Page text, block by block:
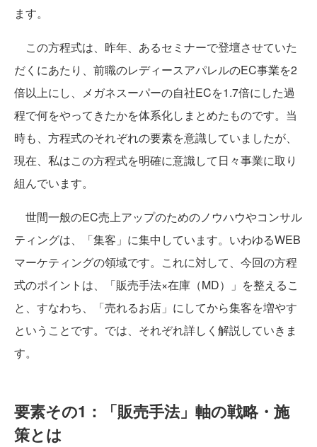
ます。
この方程式は、昨年、あるセミナーで登壇させていた
だくにあたり、前職のレディースアパレルのEC事業を2
倍以上にし、メガネスーパーの自社ECを1.7倍にした過
程で何をやってきたかを体系化しまとめたものです。当
時も、方程式のそれぞれの要素を意識していましたが、
現在、私はこの方程式を明確に意識して日々事業に取り
組んでいます。
世間一般のEC売上アップのためのノウハウやコンサル
ティングは、「集客」に集中しています。いわゆるWEB
マーケティングの領域です。これに対して、今回の方程
式のポイントは、「販売手法×在庫（MD）」を整えるこ
と、すなわち、「売れるお店」にしてから集客を増やす
ということです。では、それぞれ詳しく解説していきま
す。
要素その1：「販売手法」軸の戦略・施
策とは